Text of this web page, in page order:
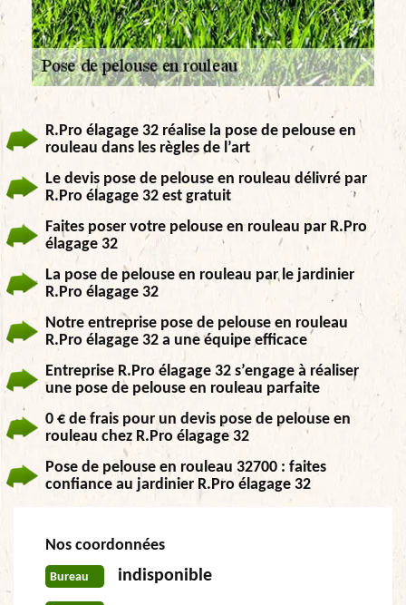
R.Pro élagage 32 réalise la pose de pelouse en
rouleau dans les règles de l’art
Le devis pose de pelouse en rouleau délivré par
R.Pro élagage 32 est gratuit
Faites poser votre pelouse en rouleau par R.Pro
élagage 32
La pose de pelouse en rouleau par le jardinier
R.Pro élagage 32
Notre entreprise pose de pelouse en rouleau
R.Pro élagage 32 a une équipe efficace
Entreprise R.Pro élagage 32 s’engage à réaliser
une pose de pelouse en rouleau parfaite
0 € de frais pour un devis pose de pelouse en
rouleau chez R.Pro élagage 32
Pose de pelouse en rouleau 32700 : faites
confiance au jardinier R.Pro élagage 32
Nos coordonnées
Bureau indisponible